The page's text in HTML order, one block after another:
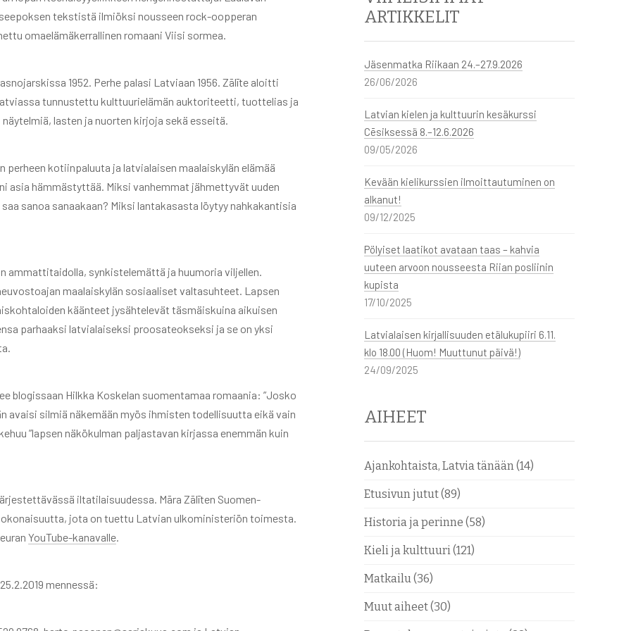
tekstistä ilmiöksi nousseen rock-oopperan
omaelämäkerrallinen romaani Viisi sormea.
1952. Perhe palasi Latviaan 1956. Zālīte aloitti
tunnustettu kulttuurielämän auktoriteetti, tuottelias ja
lasten ja nuorten kirjoja sekä esseitä.
kotiinpaluuta ja latvialaisen maalaiskylän elämää
asia hämmästyttää. Miksi vanhemmat jähmettyvät uuden
sanoa sanaakaan? Miksi lantakasasta löytyy nahkakantisia
ammattitaidolla, synkistelemättä ja huumoria viljellen.
maalaiskylän sosiaaliset valtasuhteet. Lapsen
käänteet jysähtelevät täsmäiskuina aikuisen
parhaaksi latvialaiseksi proosateokseksi ja se on yksi
blogissaan Hilkka Koskelan suomentamaa romaania: ”Josko
silmiä näkemään myös ihmisten todellisuutta eikä vain
”lapsen näkökulman paljastavan kirjassa enemmän kuin
iltatilaisuudessa. Māra Zālīten Suomen-
jota on tuettu Latvian ulkoministeriön toimesta.
YouTube-kanavalle.
mennessä:
ARTIKKELIT
Jäsenmatka Riikaan 24.–27.9.2026
26/06/2026
Latvian kielen ja kulttuurin kesäkurssi
Cēsiksessä 8.–12.6.2026
09/05/2026
Kevään kielikurssien ilmoittautuminen on
alkanut!
09/12/2025
Pölyiset laatikot avataan taas – kahvia
uuteen arvoon nousseesta Riian posliinin
kupista
17/10/2025
Latvialaisen kirjallisuuden etälukupiiri 6.11.
klo 18.00 (Huom! Muuttunut päivä!)
24/09/2025
AIHEET
Ajankohtaista, Latvia tänään(14)
Etusivun jutut(89)
Historia ja perinne (58)
Kieli ja kulttuuri(121)
Matkailu(36)
Muut aiheet(30)